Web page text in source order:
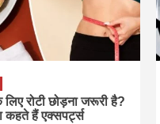
रोटी छोड़ना जरूरी है?
कहते हैं एक्सपर्ट्स